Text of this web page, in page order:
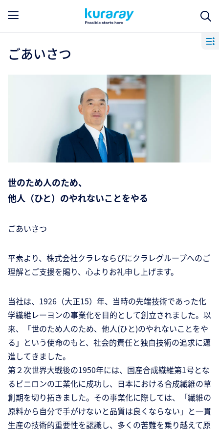
ごあいさつ
世のため人のため、
他人（ひと）のやれないことをやる
ごあいさつ
平素より、株式会社クラレならびにクラレグループへのご
理解とご支援を賜り、心よりお礼申し上げます。
当社は、1926（大正15）年、当時の先端技術であった化
学繊維レーヨンの事業化を目的として創立されました。以
来、「世のため人のため、他人(ひと)のやれないことをや
る」という使命のもと、社会的責任と独自技術の追求に邁
進してきました。
第２次世界大戦後の1950年には、国産合成繊維第1号とな
るビニロンの工業化に成功し、日本における合成繊維の草
創期を切り拓きました。その事業化に際しては、「繊維の
原料から自分で手がけないと品質は良くならない」と一貫
生産の技術的重要性を認識し、多くの苦難を乗り越えて原